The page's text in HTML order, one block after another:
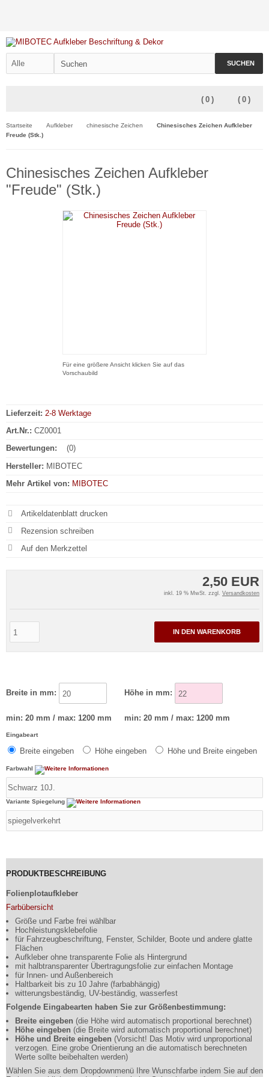
SUCHEN
( 0 )
( 0 )
Startseite Aufkleber chinesische Zeichen
Chinesisches Zeichen Aufkleber
Freude (Stk.)
Chinesisches Zeichen Aufkleber
"Freude" (Stk.)
Für eine größere Ansicht klicken Sie auf das
Vorschaubild
2,50 EUR
inkl. 19 % MwSt. zzgl. Versandkosten
IN DEN WARENKORB
Lieferzeit: 2-8 Werktage
Art.Nr.: CZ0001
Bewertungen:
(0)
Hersteller: MIBOTEC
Mehr Artikel von: MIBOTEC
Artikeldatenblatt drucken
Rezension schreiben
Breite in mm: Höhe in mm:
min: 20 mm / max: 1200 mm min: 20 mm / max: 1200 mm
Eingabeart
Breite eingeben Höhe eingeben Höhe und Breite eingeben
Farbwahl
Variante Spiegelung
PRODUKTBESCHREIBUNG
Folienplotaufkleber
Farbübersicht
Größe und Farbe frei wählbar
Hochleistungsklebefolie
für Fahrzeugbeschriftung, Fenster, Schilder, Boote und andere glatte
Flächen
Aufkleber ohne transparente Folie als Hintergrund
mit halbtransparenter Übertragungsfolie zur einfachen Montage
für Innen- und Außenbereich
Haltbarkeit bis zu 10 Jahre (farbabhängig)
witterungsbeständig, UV-beständig, wasserfest
Folgende Eingabearten haben Sie zur Größenbestimmung:
Breite eingeben (die Höhe wird automatisch proportional berechnet)
Höhe eingeben (die Breite wird automatisch proportional berechnet)
Höhe und Breite eingeben (Vorsicht! Das Motiv wird unproportional
verzogen. Eine grobe Orientierung an die automatisch berechneten
Werte sollte beibehalten werden)
Wählen Sie aus dem Dropdownmenü Ihre Wunschfarbe indem Sie auf den